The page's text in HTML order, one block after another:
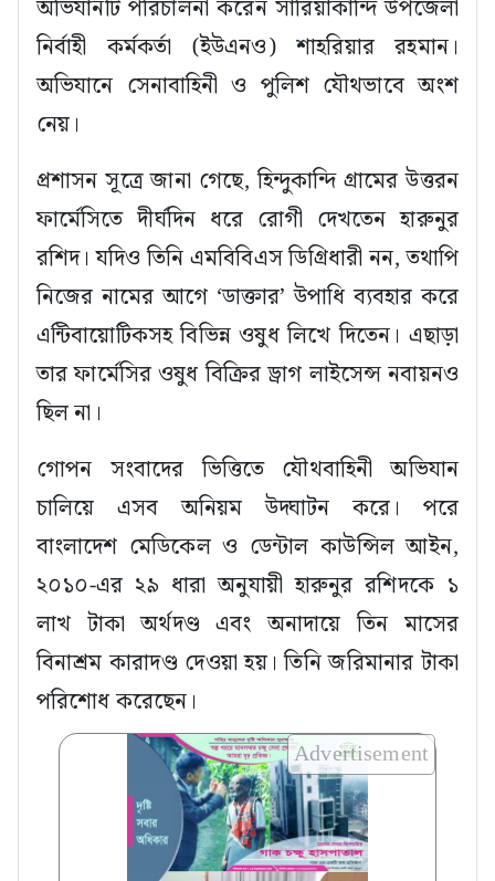
অভিযানটি পরিচালনা করেন সারিয়াকান্দি উপজেলা
নির্বাহী কর্মকর্তা (ইউএনও) শাহরিয়ার রহমান।
অভিযানে সেনাবাহিনী ও পুলিশ যৌথভাবে অংশ
নেয়।
প্রশাসন সূত্রে জানা গেছে, হিন্দুকান্দি গ্রামের উত্তরন
ফার্মেসিতে দীর্ঘদিন ধরে রোগী দেখতেন হারুনুর
রশিদ। যদিও তিনি এমবিবিএস ডিগ্রিধারী নন, তথাপি
নিজের নামের আগে ‘ডাক্তার’ উপাধি ব্যবহার করে
এন্টিবায়োটিকসহ বিভিন্ন ওষুধ লিখে দিতেন। এছাড়া
তার ফার্মেসির ওষুধ বিক্রির ড্রাগ লাইসেন্স নবায়নও
ছিল না।
গোপন সংবাদের ভিত্তিতে যৌথবাহিনী অভিযান
চালিয়ে এসব অনিয়ম উদ্ঘাটন করে। পরে
বাংলাদেশ মেডিকেল ও ডেন্টাল কাউন্সিল আইন,
২০১০-এর ২৯ ধারা অনুযায়ী হারুনুর রশিদকে ১
লাখ টাকা অর্থদণ্ড এবং অনাদায়ে তিন মাসের
বিনাশ্রম কারাদণ্ড দেওয়া হয়। তিনি জরিমানার টাকা
পরিশোধ করেছেন।
Advertisement